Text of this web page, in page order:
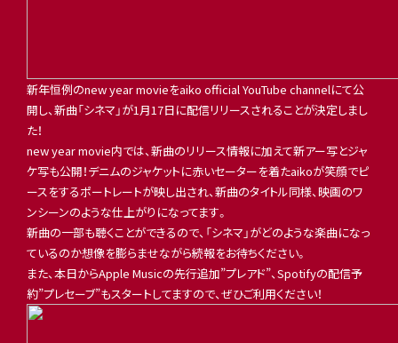
新年恒例のnew year movieをaiko official YouTube channelにて公
開し、新曲「シネマ」が1月17日に配信リリースされることが決定しまし
た！
new year movie内では、新曲のリリース情報に加えて新アー写とジャ
ケ写も公開！デニムのジャケットに赤いセーターを着たaikoが笑顔でピ
ースをするポートレートが映し出され、新曲のタイトル同様、映画のワ
ンシーンのような仕上がりになってます。
新曲の一部も聴くことができるので、「シネマ」がどのような楽曲になっ
ているのか想像を膨らませながら続報をお待ちください。
また、本日からApple Musicの先行追加”プレアド”、Spotifyの配信予
約”プレセーブ”もスタートしてますので、ぜひご利用ください！